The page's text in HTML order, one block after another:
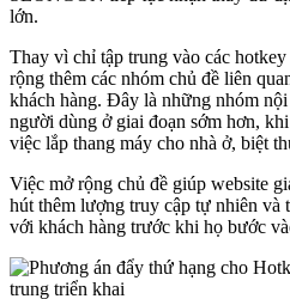
lớn.
Thay vì chỉ tập trung vào các
rộng thêm các nhóm chủ đề liên
khách hàng. Đây là những nhóm
người dùng ở giai đoạn sớm hơn,
việc lắp thang máy cho nhà ở, biệt
Việc mở rộng chủ đề giúp website
hút thêm lượng truy cập tự nhiên
với khách hàng trước khi họ bước